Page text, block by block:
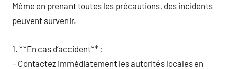
Même en prenant toutes les précautions, des incidents
peuvent survenir.
1. **En cas d’accident** :
– Contactez immédiatement les autorités locales en